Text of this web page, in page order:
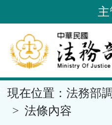
到
要
內
容
區
塊
現在位置： 法務部
法條內容